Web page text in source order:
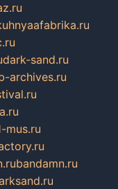
dark-sand.ru
archives.ru
mus.ru
bandamn.ru